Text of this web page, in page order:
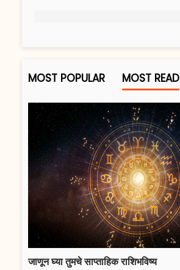
MOST POPULAR MOST READ
जाणून घ्या तुमचे साप्ताहिक राशिभविष्य